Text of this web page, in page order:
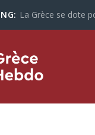
La Grèce se dote